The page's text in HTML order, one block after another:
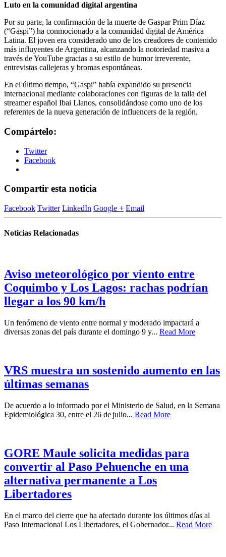
Luto en la comunidad digital argentina
Por su parte, la confirmación de la muerte de Gaspar Prim Díaz
(“Gaspi”) ha conmocionado a la comunidad digital de América
Latina. El joven era considerado uno de los creadores de contenido
más influyentes de Argentina, alcanzando la notoriedad masiva a
través de YouTube gracias a su estilo de humor irreverente,
entrevistas callejeras y bromas espontáneas.
En el último tiempo, “Gaspi” había expandido su presencia
internacional mediante colaboraciones con figuras de la talla del
streamer español Ibai Llanos, consolidándose como uno de los
referentes de la nueva generación de influencers de la región.
Compártelo:
Twitter
Facebook
Compartir esta noticia
Facebook Twitter LinkedIn Google + Email
Noticias Relacionadas
Aviso meteorológico por viento entre
Coquimbo y Los Lagos: rachas podrían
llegar a los 90 km/h
Un fenómeno de viento entre normal y moderado impactará a
diversas zonas del país durante el domingo 9 y... Read More
VRS muestra un sostenido aumento en las
últimas semanas
De acuerdo a lo informado por el Ministerio de Salud, en la Semana
Epidemiológica 30, entre el 26 de julio... Read More
GORE Maule solicita medidas para
convertir al Paso Pehuenche en una
alternativa permanente a Los
Libertadores
En el marco del cierre que ha afectado durante los últimos días al
Paso Internacional Los Libertadores, el Gobernador... Read More